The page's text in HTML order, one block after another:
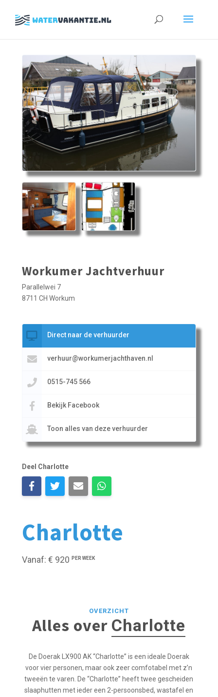
Zoeken
Charlotte
Vanaf: € 920 PER WEEK
Workumer Jachtverhuur
Parallelwei 7
8711 CH Workum
Direct naar de verhuurder
verhuur@workumerjachthaven.nl
0515-745 566
Bekijk Facebook
Toon alles van deze verhuurder
Deel Charlotte
OVERZICHT
Alles over Charlotte
De Doerak LX900 AK “Charlotte” is een ideale Doerak
voor vier personen, maar ook zeer comfotabel met z’n
tweeën te varen. De “Charlotte” heeft twee gescheiden
slaaphutten met ieder een 2-persoonsbed, wastafel en